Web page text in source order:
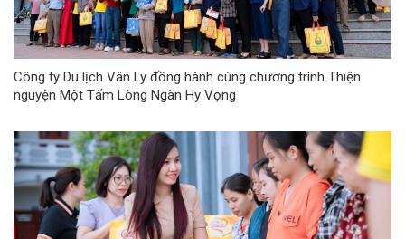
Công ty Du lịch Vân Ly đồng hành cùng chương trình Thiện
nguyện Một Tấm Lòng Ngàn Hy Vọng